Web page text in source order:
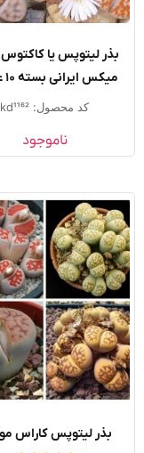
لیتوپس یا کاکتوس سنگی
ایرانی بسته ۱۰ عددی
کد محصول: kd1162
ناموجود
بذر لیتوپس کاراس مونتانا